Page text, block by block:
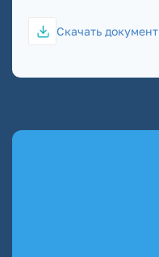
Скачать документ